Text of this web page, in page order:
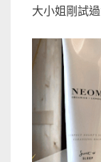
大小姐剛試